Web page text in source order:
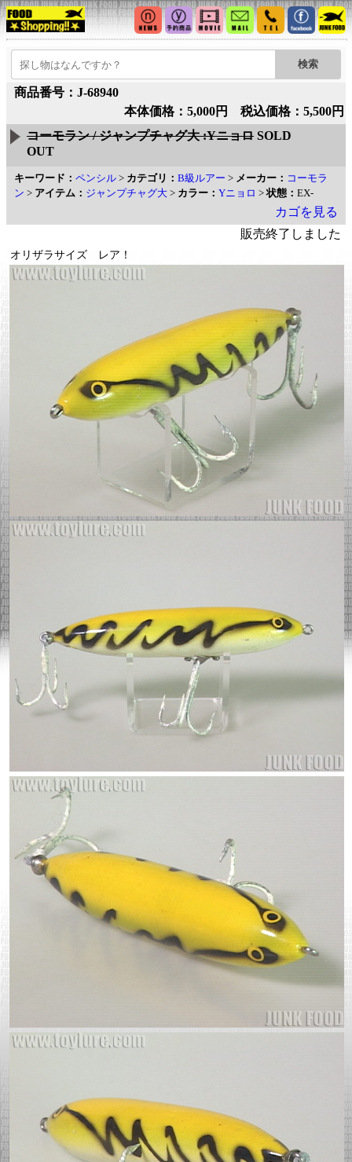
商品番号：J-68940
本体価格：5,000円 税込価格：5,500円
コーモラン / ジャンプチャグ大 :Yニョロ SOLD
OUT
キーワード： ペンシル > カテゴリ： B級ルアー > メーカー： コーモラ
ン > アイテム： ジャンプチャグ大 > カラー： Yニョロ >状態： EX-
カゴを見る
販売終了しました
オリザラサイズ レア！